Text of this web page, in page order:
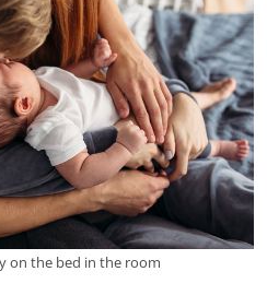
on the bed in the room